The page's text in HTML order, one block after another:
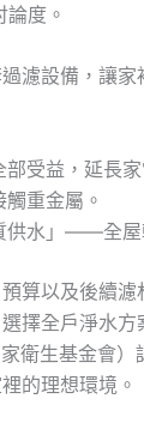
度。
濾設備，讓
受益，延長家
重金屬。
供水」——全屋
算以及後續
擇全戶淨水
衛生基金會
的理想環境。